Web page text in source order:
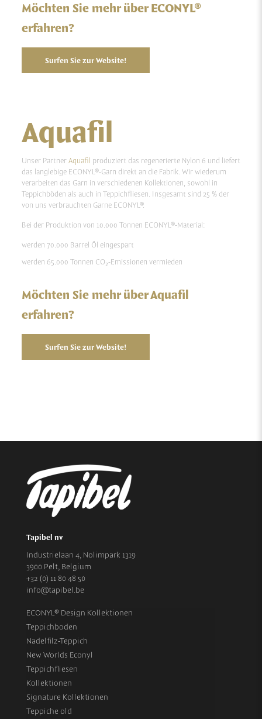
Möchten Sie mehr über ECONYL®
erfahren?
Surfen Sie zur Website!
Aquafil
Unser PartnerAquafil produziert das regenerierte Nylon 6 und liefert
das langlebige ECONYL®-Garn direkt an die Fabrik. Wir wiederum
verarbeiten das Garn in verschiedenen Kollektionen, sowohl in
Teppichböden als auch in Teppichfliesen. Insgesamt sind 25 % der
von uns verbrauchten Garne ECONYL®.
Bei der Produktion von 10.000 Tonnen ECONYL®-Material:
werden 70.000 Barrel Öl eingespart
werden 65.000 Tonnen CO₂-Emissionen vermieden
Möchten Sie mehr über Aquafil
erfahren?
Surfen Sie zur Website!
Tapibel nv
Industrielaan 4, Nolimpark 1319
3900 Pelt, Belgium
+32 (0) 11 80 48 50
info@tapibel.be
ECONYL® Design Kollektionen
Teppichboden
Nadelfilz-Teppich
New Worlds Econyl
Teppichfliesen
Kollektionen
Signature Kollektionen
Teppiche old